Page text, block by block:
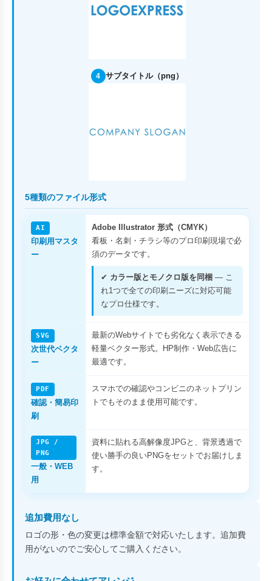
4 サブタイトル（png）
5種類のファイル形式
AI
印刷用マスタ
ー
Adobe Illustrator 形式（CMYK）
看板・名刺・チラシ等のプロ印刷現場で必
須のデータです。
✔ カラー版とモノクロ版を同梱 — こ
れ1つで全ての印刷ニーズに対応可能
なプロ仕様です。
SVG
次世代ベクタ
ー
最新のWebサイトでも劣化なく表示できる
軽量ベクター形式。HP制作・Web広告に
最適です。
PDF
確認・簡易印
刷
スマホでの確認やコンビニのネットプリン
トでもそのまま使用可能です。
JPG /
PNG
一般・WEB
用
資料に貼れる高解像度JPGと、背景透過で
使い勝手の良いPNGをセットでお届けしま
す。
追加費用なし
ロゴの形・色の変更は標準金額で対応いたします。追加費
用がないのでご安心してご購入ください。